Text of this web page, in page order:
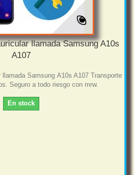
llamada Samsung A10s
A107
llamada Samsung A10s A107 Transporte
Seguro a todo riesgo con mrw.
En stock